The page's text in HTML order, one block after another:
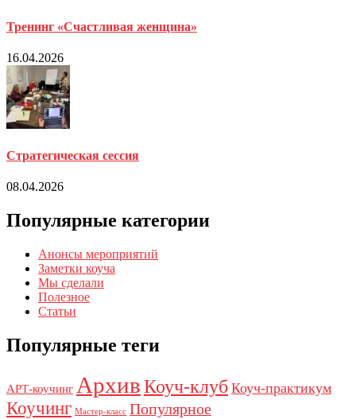
Тренинг «Счастливая женщина»
16.04.2026
Стратегическая сессия
08.04.2026
Популярные категории
Анонсы мероприятий
Заметки коуча
Мы сделали
Полезное
Статьи
Популярные теги
АРТ-коучинг АрхивКоуч-клуб Коуч-практикум
Коучинг Мастер-класс Популярное